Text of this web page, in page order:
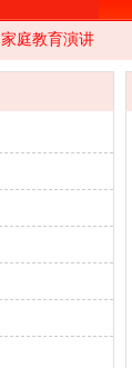
家庭教育演讲